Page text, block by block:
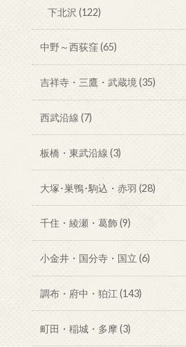
下北沢(122)
中野～西荻窪 (65)
吉祥寺・三鷹・武蔵境 (35)
西武沿線 (7)
板橋・東武沿線 (3)
大塚･巣鴨･駒込・赤羽 (28)
千住・綾瀬・葛飾(9)
小金井・国分寺・国立 (6)
調布・府中・狛江 (143)
町田・稲城・多摩 (3)